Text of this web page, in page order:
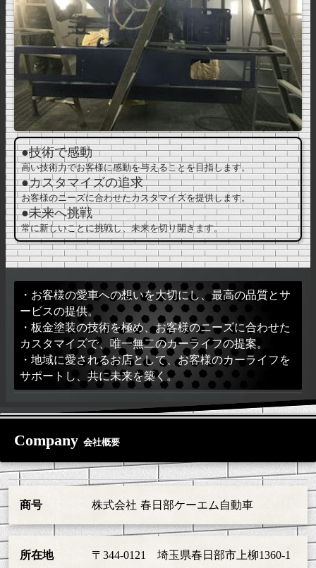
●技術で感動
高い技術力でお客様に感動を与えることを目指します。
●カスタマイズの追求
お客様のニーズに合わせたカスタマイズを提供します。
●未来へ挑戦
常に新しいことに挑戦し、未来を切り開きます。
・お客様の愛車への想いを大切にし、最高の品質とサ
ービスの提供。
・板金塗装の技術を極め、お客様のニーズに合わせた
カスタマイズで、唯一無二のカーライフの提案。
・地域に愛されるお店として、お客様のカーライフを
サポートし、共に未来を築く。
Company 会社概要
商号 株式会社 春日部ケーエム自動車
所在地 〒344-0121 埼玉県春日部市上柳1360-1